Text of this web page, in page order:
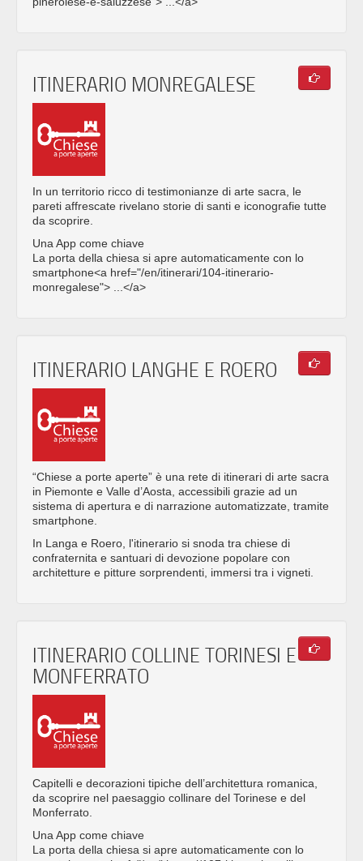
ITINERARIO MONREGALESE
In un territorio ricco di testimonianze di arte sacra, le
pareti affrescate rivelano storie di santi e iconografie tutte
da scoprire.
Una App come chiave
La porta della chiesa si apre automaticamente con lo
smartphone<a href="/en/itinerari/104-itinerario-
monregalese"> ...</a>
ITINERARIO LANGHE E ROERO
“Chiese a porte aperte” è una rete di itinerari di arte sacra
in Piemonte e Valle d’Aosta, accessibili grazie ad un
sistema di apertura e di narrazione automatizzate, tramite
smartphone.
In Langa e Roero, l'itinerario si snoda tra chiese di
confraternita e santuari di devozione popolare con
architetture e pitture sorprendenti, immersi tra i vigneti.
ITINERARIO COLLINE TORINESI E
MONFERRATO
Capitelli e decorazioni tipiche dell’architettura romanica,
da scoprire nel paesaggio collinare del Torinese e del
Monferrato.
Una App come chiave
La porta della chiesa si apre automaticamente con lo